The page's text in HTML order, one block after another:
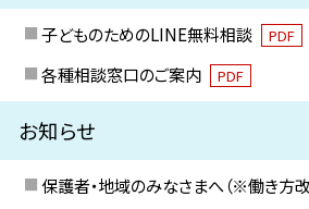
子どものためのLINE無料相談 PDF
各種相談窓口のご案内 PDF
お知らせ
保護者・地域のみなさまへ（※働き方改